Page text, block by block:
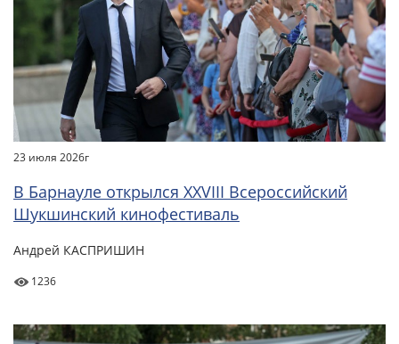
23 июля 2026г
В Барнауле открылся XXVIII Всероссийский
Шукшинский кинофестиваль
Андрей КАСПРИШИН
1236